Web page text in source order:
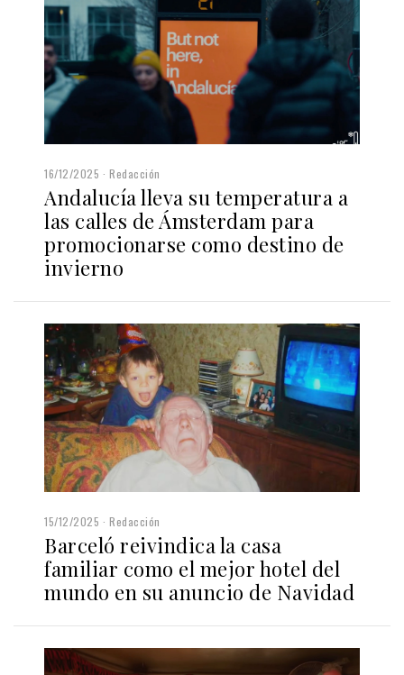
16/12/2025 Redacción
Andalucía lleva su temperatura a
las calles de Ámsterdam para
promocionarse como destino de
invierno
15/12/2025 Redacción
Barceló reivindica la casa
familiar como el mejor hotel del
mundo en su anuncio de Navidad